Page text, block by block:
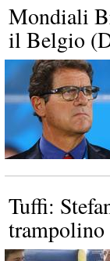
Mondiali
il Belgio
Tuffi:
trampolino